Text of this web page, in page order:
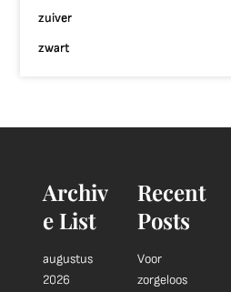
zuiver
zwart
Archiv
e List
augustus
2026
Recent
Posts
Voor
zorgeloos